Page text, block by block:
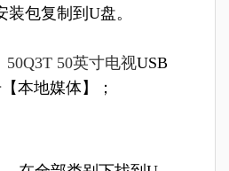
装包复制到U盘。
50英寸电视USB
本地媒体】；